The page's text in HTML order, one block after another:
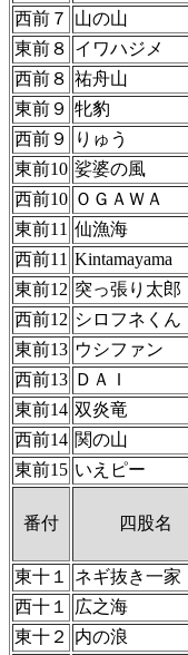
西前７
山の山
東前８ イワハジメ
西前８ 祐舟山
東前９ 牝豹
西前９
りゅう
東前10 娑婆の風
西前10 ＯＧＡＷＡ
東前11 仙漁海
西前11 Kintamayama
東前12 突っ張り太郎
西前12 シロフネくん
東前13 ウシファン
西前13 ＤＡＩ
東前14 双炎竜
西前14 関の山
東前15 いえピー
番付 四股名
東十１
ネギ抜き一家
西十１
広之海
東十２
内の浪